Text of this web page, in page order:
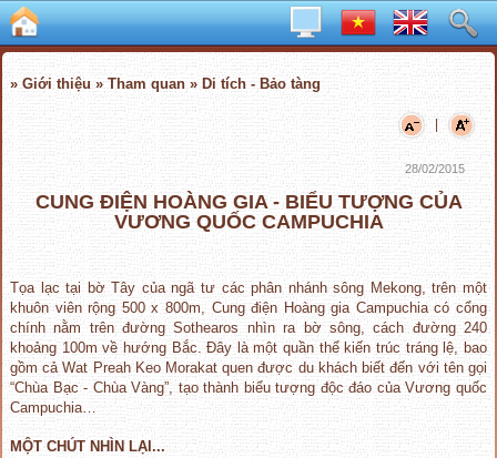
» Giới thiệu » Tham quan » Di tích - Bảo tàng
|
28/02/2015
CUNG ĐIỆN HOÀNG GIA - BIỂU TƯỢNG CỦA
VƯƠNG QUỐC CAMPUCHIA
Tọa lạc tại bờ Tây của ngã tư các phân nhánh sông Mekong, trên một
khuôn viên rộng 500 x 800m, Cung điện Hoàng gia Campuchia có cổng
chính nằm trên đường Sothearos nhìn ra bờ sông, cách đường 240
khoảng 100m về hướng Bắc. Đây là một quần thể kiến trúc tráng lệ, bao
gồm cả Wat Preah Keo Morakat quen được du khách biết đến với tên gọi
“Chùa Bạc - Chùa Vàng”, tạo thành biểu tượng độc đáo của Vương quốc
Campuchia…
MỘT CHÚT NHÌN LẠI...